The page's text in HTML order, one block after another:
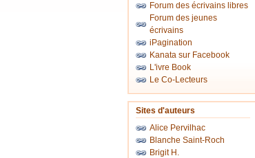
Forum des écrivains libres
Forum des jeunes
écrivains
iPagination
Kanata sur Facebook
L'ivre Book
Le Co-Lecteurs
Sites d'auteurs
Alice Pervilhac
Blanche Saint-Roch
Brigit H.